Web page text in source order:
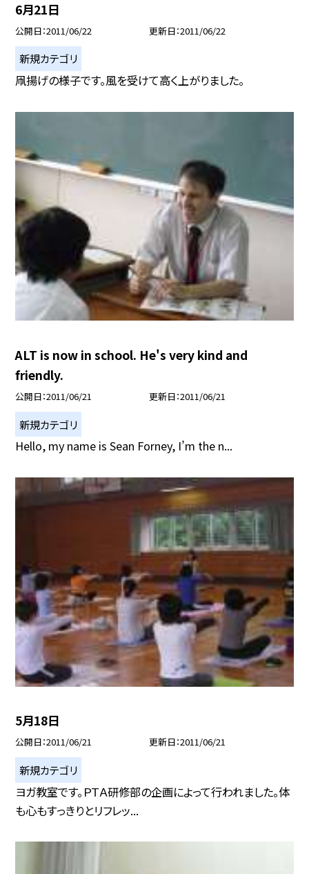
6月21日
公開日 2011/06/22 更新日 2011/06/22
新規カテゴリ
凧揚げの様子です。風を受けて高く上がりました。
ALT is now in school. He's very kind and
friendly.
公開日 2011/06/21 更新日 2011/06/21
新規カテゴリ
Hello, my name is Sean Forney, I’m the n...
5月18日
公開日 2011/06/21 更新日 2011/06/21
新規カテゴリ
ヨガ教室です。ＰＴＡ研修部の企画によって行われました。体
も心もすっきりとリフレッ...